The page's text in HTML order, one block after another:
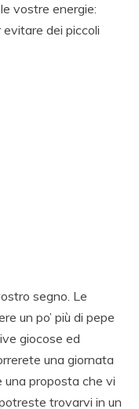
vostre energie:
dei piccoli
segno. Le
un po’ più di pepe
giocose ed
una giornata
proposta che vi
trovarvi in un